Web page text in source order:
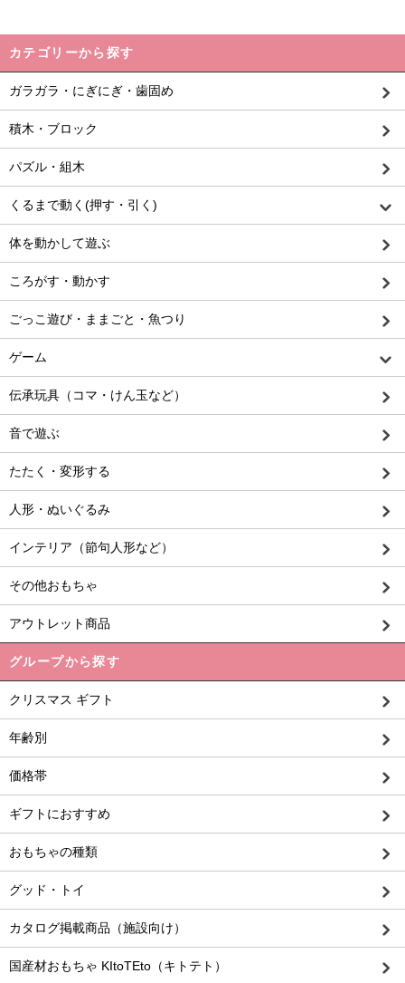
カテゴリーから探す
ガラガラ・にぎにぎ・歯固め
積木・ブロック
パズル・組木
くるまで動く(押す・引く)
体を動かして遊ぶ
ころがす・動かす
ごっこ遊び・ままごと・魚つり
ゲーム
伝承玩具（コマ・けん玉など）
音で遊ぶ
たたく・変形する
人形・ぬいぐるみ
インテリア（節句人形など）
その他おもちゃ
アウトレット商品
グループから探す
クリスマス ギフト
年齢別
価格帯
ギフトにおすすめ
おもちゃの種類
グッド・トイ
カタログ掲載商品（施設向け）
国産材おもちゃ KItoTEto（キトテト）